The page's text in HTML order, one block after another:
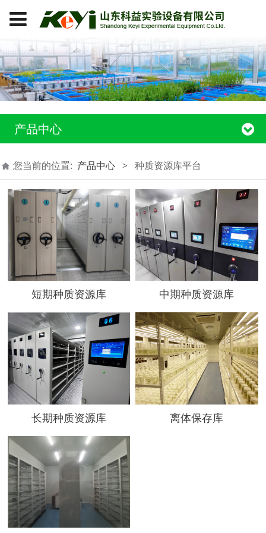
产品中心
您当前的位置: 产品中心 > 种质资源库平台
短期种质资源库 中期种质资源库
长期种质资源库 离体保存库